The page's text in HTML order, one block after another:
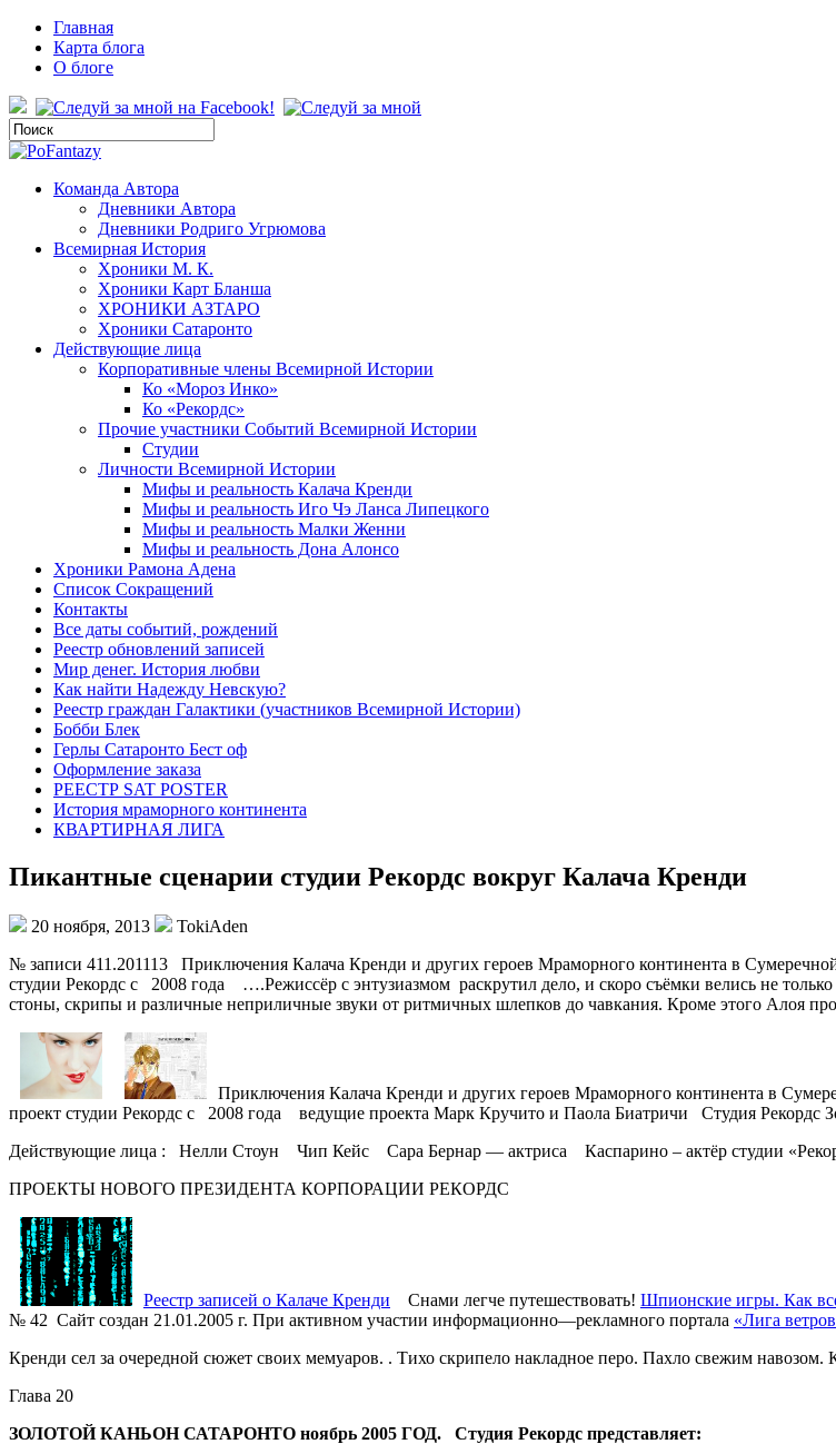
Главная
Карта блога
О блоге
Команда Автора
Дневники Автора
Дневники Родриго Угрюмова
Всемирная История
Хроники М. К.
Хроники Карт Бланша
ХРОНИКИ АЗТАРО
Хроники Сатаронто
Действующие лица
Корпоративные члены Всемирной Истории
Ко «Мороз Инко»
Ко «Рекордс»
Прочие участники Событий Всемирной Истории
Студии
Личности Всемирной Истории
Мифы и реальность Калача Кренди
Мифы и реальность Иго Чэ Ланса Липецкого
Мифы и реальность Малки Женни
Мифы и реальность Дона Алонсо
Хроники Рамона Адена
Список Сокращений
Контакты
Все даты событий, рождений
Реестр обновлений записей
Мир денег. История любви
Как найти Надежду Невскую?
Реестр граждан Галактики (участников Всемирной Истории)
Бобби Блек
Герлы Сатаронто Бест оф
Оформление заказа
РЕЕСТР SAT POSTER
История мраморного континента
КВАРТИРНАЯ ЛИГА
Пикантные сценарии студии Рекордс вокруг Калача Кренди
20 ноября, 2013
TokiAden
№ записи 411.201113 Приключения Калача Кренди и других героев Мраморного континента в
студии Рекордс с 2008 года ….Режиссёр с энтузиазмом раскрутил дело, и скоро съёмки велись не
стоны, скрипы и различные неприличные звуки от ритмичных шлепков до чавкания. Кроме этого Алоя
Приключения Калача Кренди и других героев Мраморного континента в
проект студии Рекордс с 2008 года ведущие проекта Марк Кручито и Паола Биатричи Студия
Действующие лица : Нелли Стоун Чип Кейс Сара Бернар — актриса Каспарино – актёр студии
ПРОЕКТЫ НОВОГО ПРЕЗИДЕНТА КОРПОРАЦИИ РЕКОРДС
Реестр записей о Калаче Кренди Снами легче путешествовать! Шпионские игры. Как
№ 42 Сайт создан 21.01.2005 г. При активном участии информационно—рекламного портала «Лига
Кренди сел за очередной сюжет своих мемуаров. . Тихо скрипело накладное перо. Пахло свежим
Глава 20
ЗОЛОТОЙ КАНЬОН САТАРОНТО ноябрь 2005 ГОД. Студия Рекордс представляет: